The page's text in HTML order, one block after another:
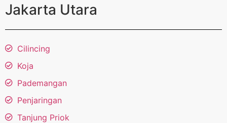
Jakarta Utara
Cilincing
Koja
Pademangan
Penjaringan
Tanjung Priok